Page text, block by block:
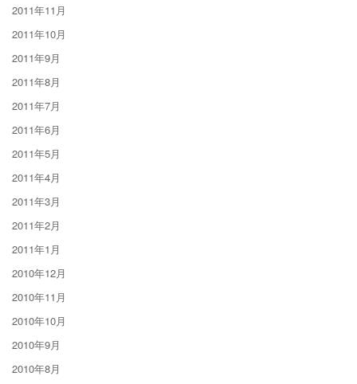
2011年11月
2011年10月
2011年9月
2011年8月
2011年7月
2011年6月
2011年5月
2011年4月
2011年3月
2011年2月
2011年1月
2010年12月
2010年11月
2010年10月
2010年9月
2010年8月